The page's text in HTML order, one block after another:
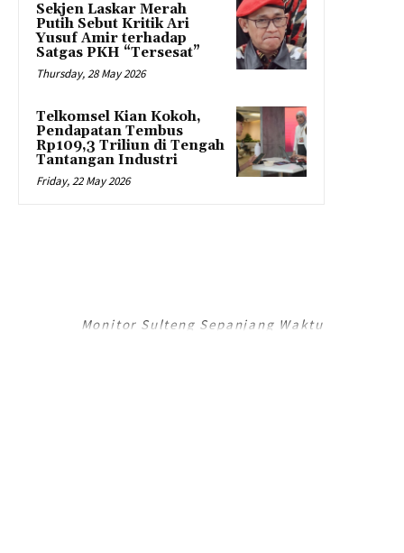
Sekjen Laskar Merah
Putih Sebut Kritik Ari
Yusuf Amir terhadap
Satgas PKH “Tersesat”
Thursday, 28 May 2026
Telkomsel Kian Kokoh,
Pendapatan Tembus
Rp109,3 Triliun di Tengah
Tantangan Industri
Friday, 22 May 2026
Monitor Sulteng Sepanjang Waktu